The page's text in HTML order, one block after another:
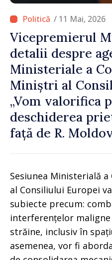
/ 11 Mai, 2026
Vicepremierul
detalii despre
Ministeriale a
Miniștri al
„Vom valorifica
deschiderea
față de R.
Sesiunea Ministerială
al Consiliului Europei
subiecte precum:
interferențelor
străine, inclusiv în
asemenea, vor fi